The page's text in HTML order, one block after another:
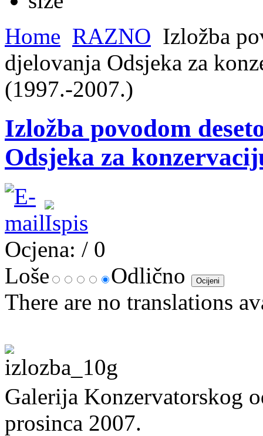
Home RAZNO Izložba
djelovanja Odsjeka za
(1997.-2007.)
Izložba povodom
Odsjeka za
Ocjena: / 0
Loše
Odlično
There are no translations
Galerija Konzervatorskog
prosinca 2007.